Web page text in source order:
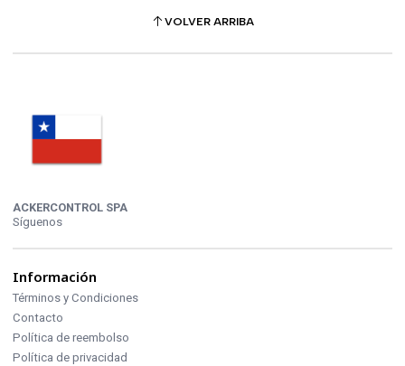
VOLVER ARRIBA
ACKERCONTROL SPA
Síguenos
Información
Términos y Condiciones
Contacto
Política de reembolso
Política de privacidad